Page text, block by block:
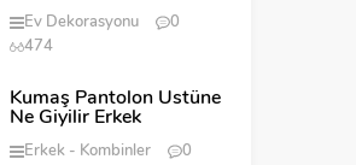
Ev Dekorasyonu
0
474
Kumaş Pantolon Üstüne
Ne Giyilir Erkek
Erkek Kombinler
0